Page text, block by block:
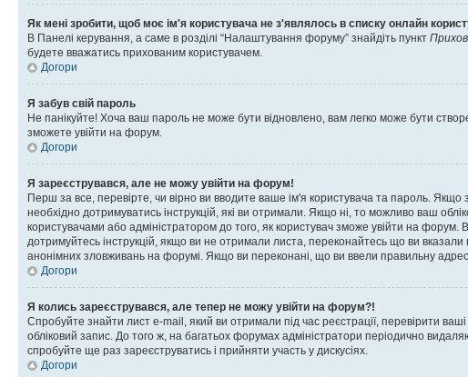
Як мені зробити, щоб моє ім'я користувача не з'являлось в списку онлайн
В Панелі керування, а саме в розділі “Налаштування форуму” знайдіть пункт
будете вважатись прихованим користувачем.
Догори
Я забув свій пароль
Не панікуйте! Хоча ваш пароль не може бути відновлено, вам легко може бути
зможете увійти на форум.
Догори
Я зареєструвався, але не можу увійти на форум!
Перш за все, перевірте, чи вірно ви вводите ваше ім'я користувача та пароль.
необхідно дотримуватись інструкцій, які ви отримали. Якщо ні, то можливо ваш
користувачами або адміністратором до того, як користувач зможе увійти на
дотримуйтесь інструкцій, якщо ви не отримали листа, переконайтесь що ви
анонімних зловживань на форумі. Якщо ви переконані, що ви ввели правильну
Догори
Я колись зареєструвався, але тепер не можу увійти на форум?!
Спробуйте знайти лист e-mail, який ви отримали під час реєстрації, перевірити
обліковий запис. До того ж, на багатьох форумах адміністратори періодично
спробуйте ще раз зареєструватись і прийняти участь у дискусіях.
Догори